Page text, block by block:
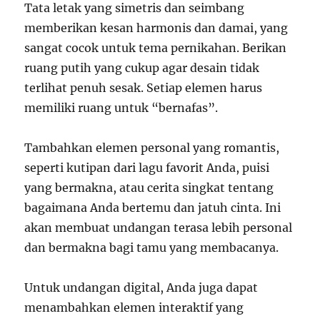
Tata letak yang simetris dan seimbang
memberikan kesan harmonis dan damai, yang
sangat cocok untuk tema pernikahan. Berikan
ruang putih yang cukup agar desain tidak
terlihat penuh sesak. Setiap elemen harus
memiliki ruang untuk “bernafas”.
Tambahkan elemen personal yang romantis,
seperti kutipan dari lagu favorit Anda, puisi
yang bermakna, atau cerita singkat tentang
bagaimana Anda bertemu dan jatuh cinta. Ini
akan membuat undangan terasa lebih personal
dan bermakna bagi tamu yang membacanya.
Untuk undangan digital, Anda juga dapat
menambahkan elemen interaktif yang